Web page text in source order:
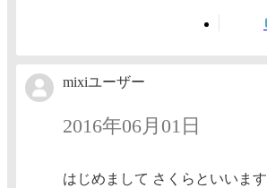
mixiユーザー
2016年06月01日
はじめまして さくらといいます